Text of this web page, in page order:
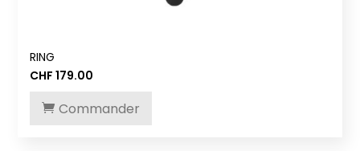
RING
CHF 179.00
Commander